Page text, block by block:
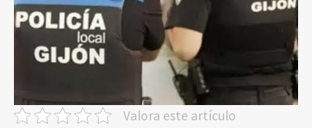
Valora este artículo